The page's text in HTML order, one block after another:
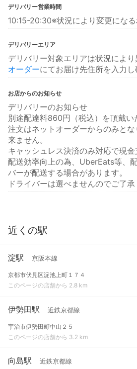
デリバリー営業時間
10:15-20:30※状況により変更にな
デリバリーエリア
デリバリー対象エリアは状況によ
オーダーにてお届け先住所を入力し
お店からのお知らせ
デリバリーのお知らせ
別途配達料860円（税込）を頂戴い
注文はネットオーダーからのみと
来ません。
キャッシュレス決済のみ対応で現金
配送効率向上の為、UberEats等、
バーが配送する場合があります。
ドライバーは選べませんのでご了承
近くの駅
淀駅 京阪本線
京都市伏見区淀池上町１７４
このページの店舗から 2.8 km
伊勢田駅 近鉄京都線
宇治市伊勢田町中山２５
このページの店舗から 3.2 km
向島駅 近鉄京都線